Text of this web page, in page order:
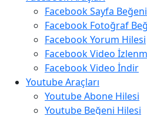
Facebook Sayfa Beğeni
Facebook Fotoğraf
Facebook Yorum Hilesi
Facebook Video
Facebook Video İndir
Youtube Araçları
Youtube Abone Hilesi
Youtube Beğeni Hilesi